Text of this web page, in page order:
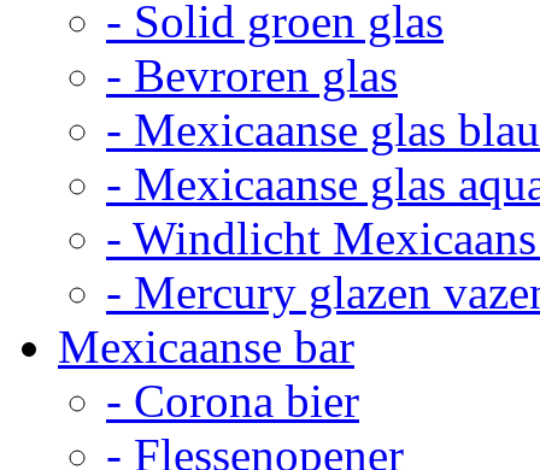
- Solid groen glas
- Bevroren glas
- Mexicaanse glas
- Mexicaanse glas
- Windlicht
- Mercury glazen
Mexicaanse bar
- Corona bier
- Flessenopener